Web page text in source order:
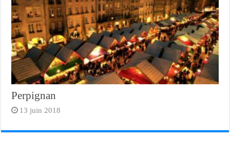
Perpignan
13 juin 2018